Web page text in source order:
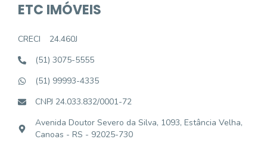
ETC IMÓVEIS
CRECI
24.460J
(51) 3075-5555
(51) 99993-4335
CNPJ 24.033.832/0001-72
Avenida Doutor Severo da Silva, 1093, Estância Velha,
Canoas - RS - 92025-730